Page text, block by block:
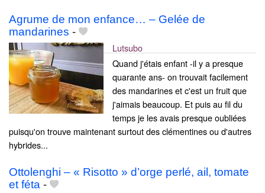
Agrume de mon enfance… – Gelée de
mandarines -
Lutsubo
Quand j'étais enfant -il y a presque
quarante ans- on trouvait facilement
des mandarines et c'est un fruit que
j'aimais beaucoup. Et puis au fil du
temps je les avais presque oubliées
puisqu'on trouve maintenant surtout des clémentines ou d'autres
hybrides...
Ottolenghi – « Risotto » d’orge perlé, ail, tomate
et féta -